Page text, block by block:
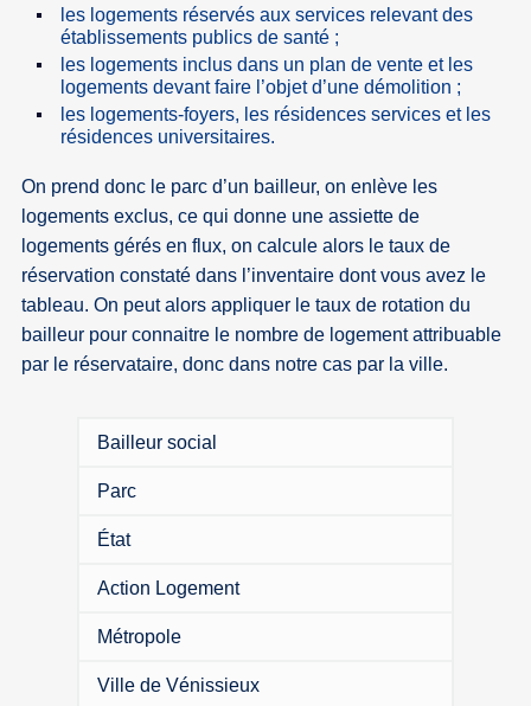
les logements réservés aux services relevant des
établissements publics de santé ;
les logements inclus dans un plan de vente et les
logements devant faire l’objet d’une démolition ;
les logements-foyers, les résidences services et les
résidences universitaires.
On prend donc le parc d’un bailleur, on enlève les
logements exclus, ce qui donne une assiette de
logements gérés en flux, on calcule alors le taux de
réservation constaté dans l’inventaire dont vous avez le
tableau. On peut alors appliquer le taux de rotation du
bailleur pour connaitre le nombre de logement attribuable
par le réservataire, donc dans notre cas par la ville.
Bailleur social
Parc
État
Action Logement
Métropole
Ville de Vénissieux